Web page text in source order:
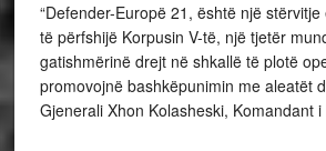
“Defender-Europë 21, është një
të përfshijë Korpusin V-të, një tjetër
gatishmërinë drejt në shkallë të plotë
promovojnë bashkëpunimin me aleatët
Gjenerali Xhon Kolasheski, Komandant